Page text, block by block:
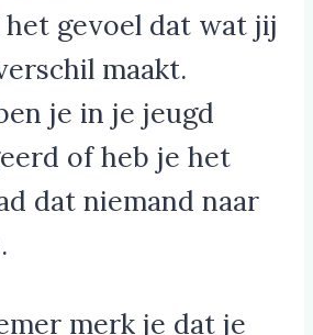
het gevoel dat wat jij
maakt.
je in je jeugd
of heb je het
dat niemand naar
merk je dat je